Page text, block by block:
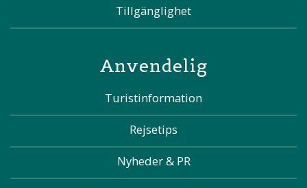
Tillgänglighet
Anvendelig
Turistinformation
Rejsetips
Nyheder & PR